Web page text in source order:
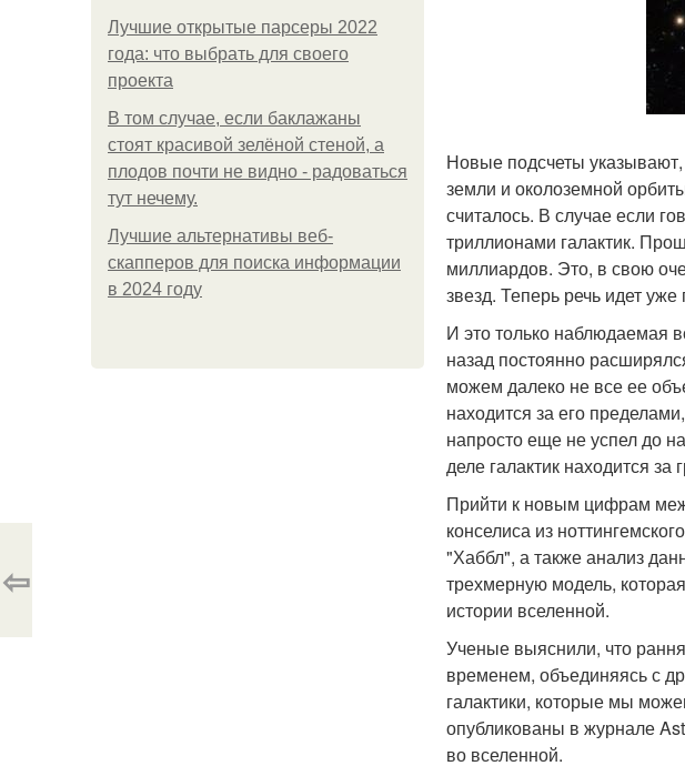
Лучшие открытые парсеры 2022
года: что выбрать для своего
проекта
В том случае, если баклажаны
стоят красивой зелёной стеной, а
плодов почти не видно - радоваться
тут нечему.
Лучшие альтернативы веб-
скапперов для поиска информации
в 2024 году
Новые подсчеты
земли и околоземной
считалось. В случае если
триллионами галактик.
миллиардов. Это, в свою
звезд. Теперь речь идет
И это только наблюдаемая
назад постоянно
можем далеко не все ее
находится за его
напросто еще не успел до
деле галактик находится
Прийти к новым цифрам
конселиса из
"Хаббл", а также анализ
трехмерную модель,
истории вселенной.
Ученые выяснили, что
временем, объединяясь с
галактики, которые мы
опубликованы в журнале
во вселенной.
⇦